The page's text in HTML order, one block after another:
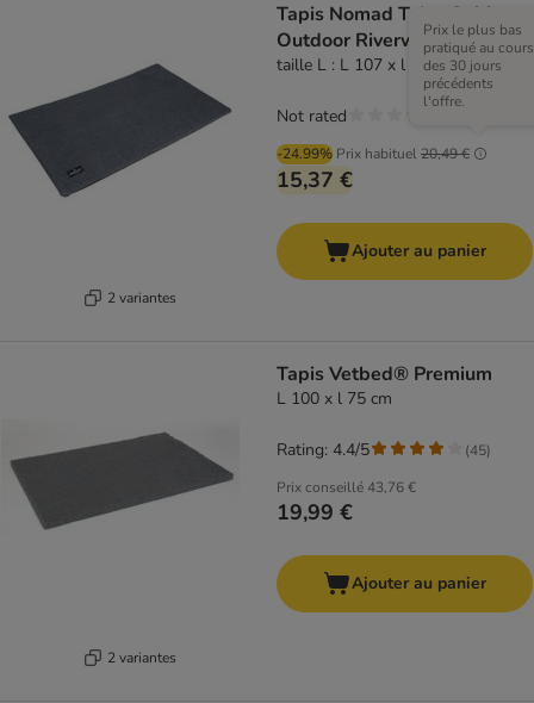
2 variantes
Tapis Nomad Tales Spirit
Outdoor Riverway
taille L : L 107 x l 71 cm
-24.99% Prix habituel20,49 €
Prix le plus bas
pratiqué au cours
des 30 jours
précédents
l'offre.
15,37 €
Not rated
Ajouter au panier
2 variantes
Tapis Vetbed® Premium
L 100 x l 75 cm
Prix conseillé43,76 €
19,99 €
Rating: 4.4/5 (45)
Ajouter au panier